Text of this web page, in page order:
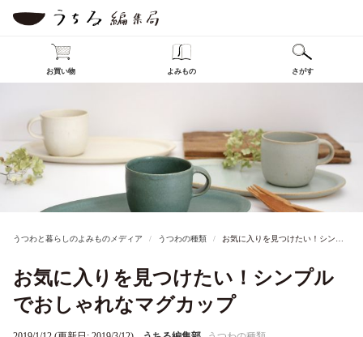
お買い物 よみもの さがす
うつわと暮らしのよみものメディア うつわの種類 お気に入りを見つけたい！シンプルでおしゃれなマグカップ
お気に入りを見つけたい！シンプル
でおしゃれなマグカップ